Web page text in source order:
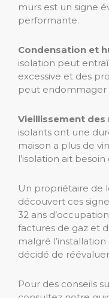
murs est un signe
performante.
Condensation et
isolation peut
excessive et des
peut endommager
Vieillissement des
isolants ont une
maison a plus de
l’isolation ait besoin
Un propriétaire de
découvert ces
32 ans
factures de gaz et
malgré
décidé de
Pour des conseils